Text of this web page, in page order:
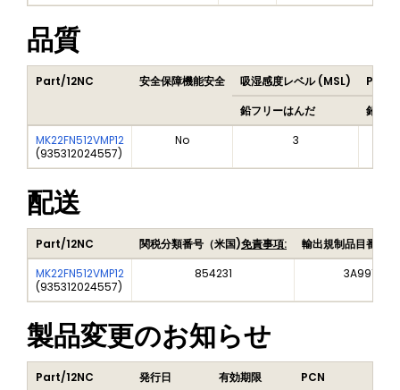
品質
Part/12NC 安全保障機能安全 吸湿感度レベル (MSL)
Peak
鉛フリーはんだ
鉛フ
MK22FN512VMP12
(935312024557)
No 3
配送
Part/12NC 関税分類番号（米国)免責事項:
輸出規制品目番号
MK22FN512VMP12
(935312024557)
854231 3A991A2
製品変更のお知らせ
Part/12NC 発行日 有効期限 PCN